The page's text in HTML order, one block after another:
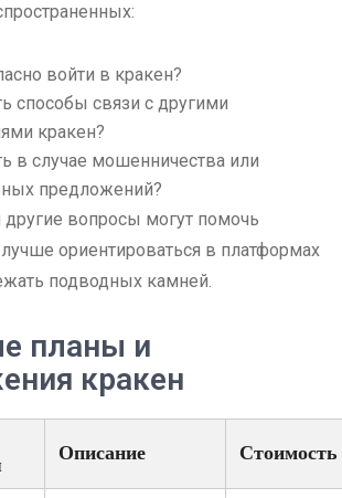
войти в кракен?
способы связи с другими
кракен?
в случае мошенничества или
предложений?
другие вопросы могут помочь
ориентироваться в платформах
подводных камней.
планы и
кракен
Описание Стоимость